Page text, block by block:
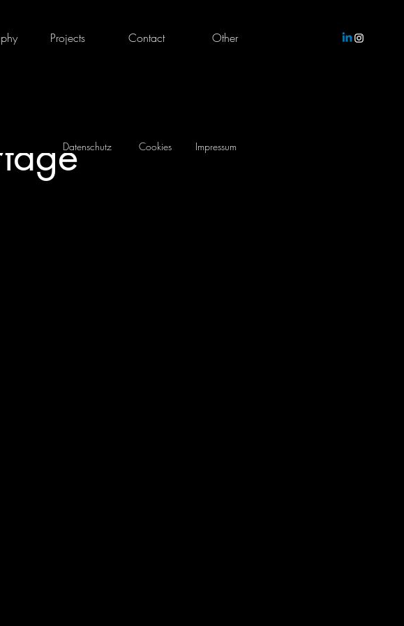
Projects Contact Other
Datenschutz Cookies Impressum